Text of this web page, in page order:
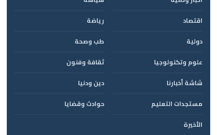
اقتصاد
رياضة
دولية
طب وصحة
علوم وتكنولوجيا
ثقافة وفنون
شاشة أخبارنا
دين ودنيا
مستجدات التعليم
حوادث وقضايا
الأخيرة